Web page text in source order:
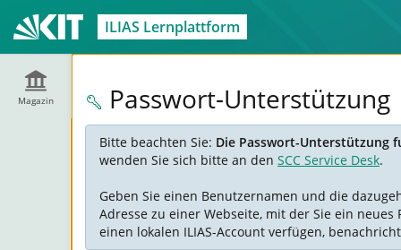
ILIAS Lernplattform
Magazin Passwort-Unterstützung
Bitte beachten Sie: Die Passwort-Unterstützung
wenden Sie sich bitte an den SCC Service Desk.
Geben Sie einen Benutzernamen und die
Adresse zu einer Webseite, mit der Sie ein
einen lokalen ILIAS-Account verfügen,